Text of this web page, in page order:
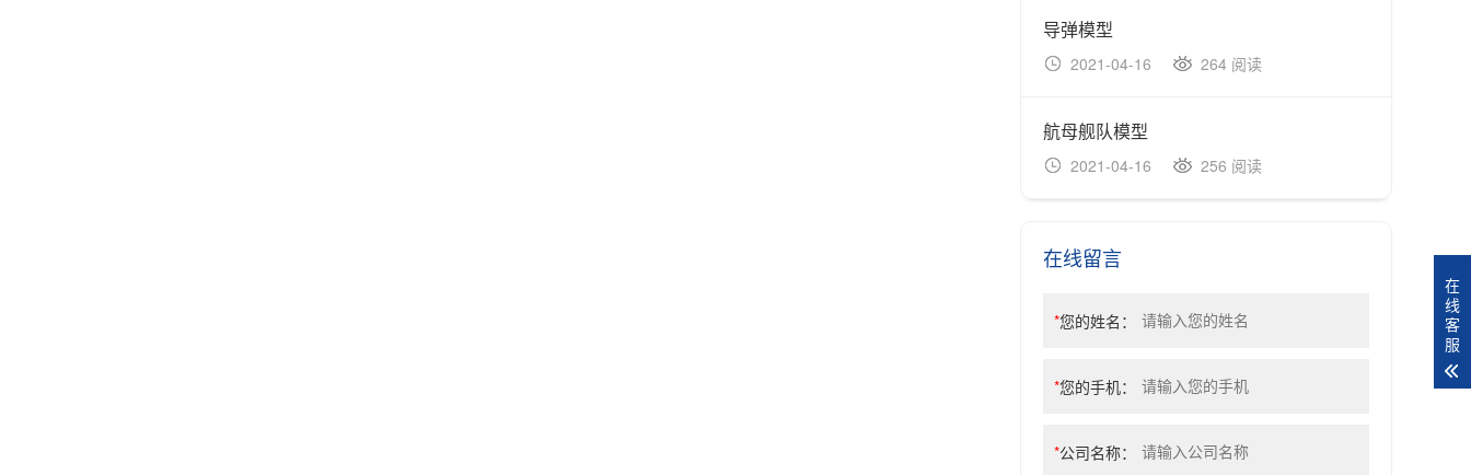
导弹模型
2021-04-16 264 阅读
航母舰队模型
2021-04-16 256 阅读
在线留言
*您的姓名：
*您的手机：
*公司名称：
在
线
客
服